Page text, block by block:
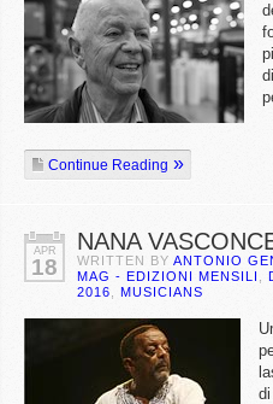
Continue Reading
APR
18
NANA
WRITTEN BY ANTONIO
MAG - EDIZIONI MENSILI
2016
MUSICIANS